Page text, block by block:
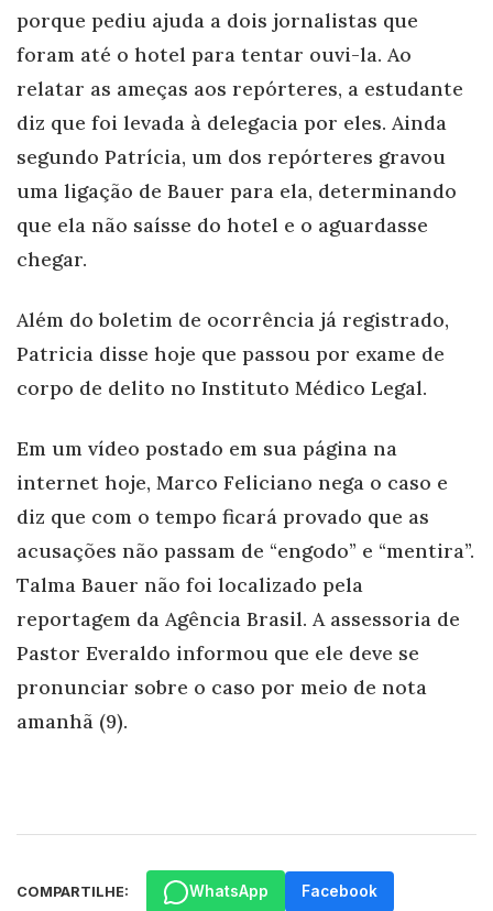
porque pediu ajuda a dois jornalistas que
foram até o hotel para tentar ouvi-la. Ao
relatar as ameças aos repórteres, a estudante
diz que foi levada à delegacia por eles. Ainda
segundo Patrícia, um dos repórteres gravou
uma ligação de Bauer para ela, determinando
que ela não saísse do hotel e o aguardasse
chegar.
Além do boletim de ocorrência já registrado,
Patricia disse hoje que passou por exame de
corpo de delito no Instituto Médico Legal.
Em um vídeo postado em sua página na
internet hoje, Marco Feliciano nega o caso e
diz que com o tempo ficará provado que as
acusações não passam de “engodo” e “mentira”.
Talma Bauer não foi localizado pela
reportagem da Agência Brasil. A assessoria de
Pastor Everaldo informou que ele deve se
pronunciar sobre o caso por meio de nota
amanhã (9).
COMPARTILHE: WhatsApp Facebook